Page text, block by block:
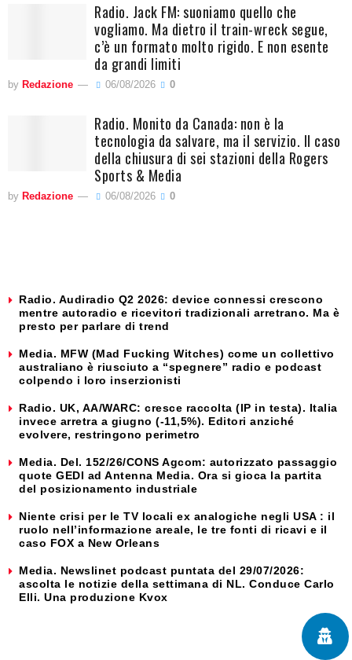
Radio. Jack FM: suoniamo quello che
vogliamo. Ma dietro il train-wreck segue,
c’è un formato molto rigido. E non esente
da grandi limiti
by Redazione 06/08/2026 0
Radio. Monito da Canada: non è la
tecnologia da salvare, ma il servizio. Il caso
della chiusura di sei stazioni della Rogers
Sports & Media
by Redazione 06/08/2026 0
Radio. Audiradio Q2 2026: device connessi crescono
mentre autoradio e ricevitori tradizionali arretrano. Ma è
presto per parlare di trend
Media. MFW (Mad Fucking Witches) come un collettivo
australiano è riusciuto a “spegnere” radio e podcast
colpendo i loro inserzionisti
Radio. UK, AA/WARC: cresce raccolta (IP in testa). Italia
invece arretra a giugno (-11,5%). Editori anziché
evolvere, restringono perimetro
Media. Del. 152/26/CONS Agcom: autorizzato passaggio
quote GEDI ad Antenna Media. Ora si gioca la partita
del posizionamento industriale
Niente crisi per le TV locali ex analogiche negli USA : il
ruolo nell’informazione areale, le tre fonti di ricavi e il
caso FOX a New Orleans
Media. Newslinet podcast puntata del 29/07/2026:
ascolta le notizie della settimana di NL. Conduce Carlo
Elli. Una produzione Kvox